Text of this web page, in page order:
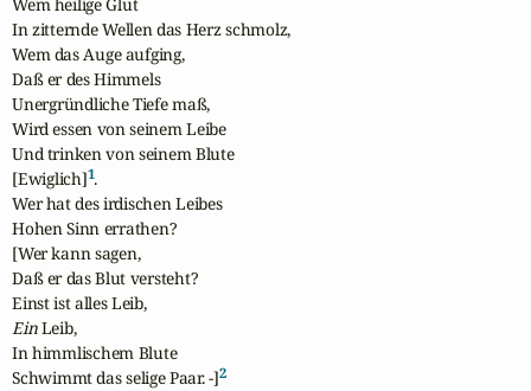
Wem heilige Glut
In zitternde Wellen das Herz schmolz,
Wem das Auge aufging,
Daß er des Himmels
Unergründliche Tiefe maß,
Wird essen von seinem Leibe
Und trinken von seinem Blute
[Ewiglich]1.
Wer hat des irdischen Leibes
Hohen Sinn errathen?
[Wer kann sagen,
Daß er das Blut versteht?
Einst ist alles Leib,
Ein Leib,
In himmlischem Blute
Schwimmt das selige Paar. -]2